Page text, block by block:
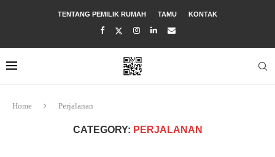
TENTANG PEMILIK RUMAH TAMU KONTAK
Home Perjalanan
CATEGORY: PERJALANAN